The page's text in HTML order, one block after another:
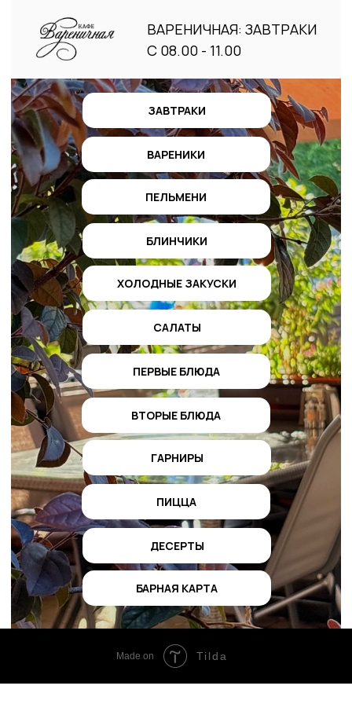
ВАРЕНИЧНАЯ: ЗАВТРАКИ
С 08.00 - 11.00
ВАРЕНИКИ
ЗАВТРАКИ
ПЕЛЬМЕНИ
БЛИНЧИКИ
ХОЛОДНЫЕ ЗАКУСКИ
САЛАТЫ
ПЕРВЫЕ БЛЮДА
ВТОРЫЕ БЛЮДА
ГАРНИРЫ
ПИЦЦА
ДЕСЕРТЫ
БАРНАЯ КАРТА
Made on Tilda